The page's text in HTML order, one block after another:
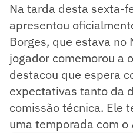
Na tarda desta sexta-
apresentou
Borges, que estava no
jogador comemorou a
destacou que espera
expectativas tanto da
comissão técnica. Ele
uma temporada com o